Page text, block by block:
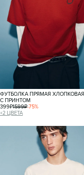
ФУТБОЛКА ПРЯМАЯ ХЛОПКОВАЯ
С ПРИНТОМ
399₽1599₽-75%
+2 ЦВЕТА